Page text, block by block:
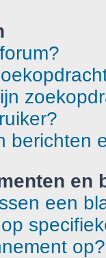
berichten
en
een
op?